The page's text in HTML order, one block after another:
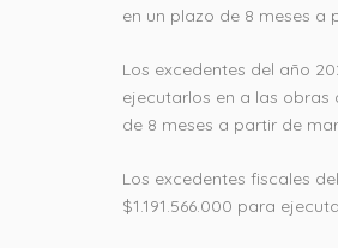
en un plazo de 8 meses a
Los excedentes del año
ejecutarlos en a las obras
de 8 meses a partir de
Los excedentes fiscales
$1.191.566.000 para